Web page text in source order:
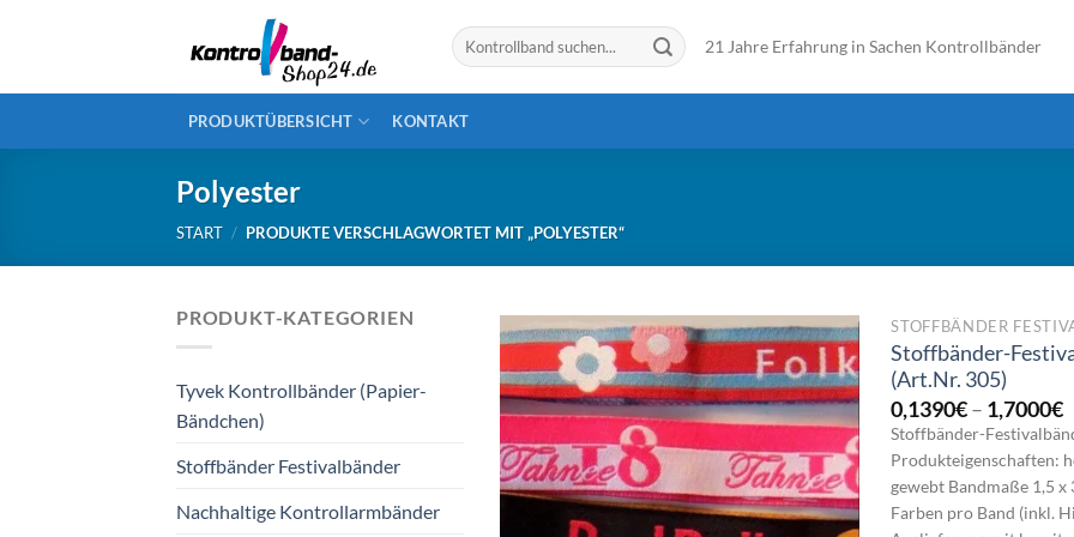
Suchen
nach:
21 Jahre Erfahrung in Sachen Kontrollbänder
PRODUKTÜBERSICHT KONTAKT
Polyester
START / PRODUKTE VERSCHLAGWORTET MIT „POLYESTER“
PRODUKT-KATEGORIEN
Tyvek Kontrollbänder (Papier-
Bändchen)
Stoffbänder Festivalbänder
Nachhaltige Kontrollarmbänder
STOFFBÄNDER
Stoffbänder-
(Art.Nr. 305)
0,1390€– 1,7000€
Stoffbänder-
Produkteigenschaften:
gewebt Bandmaße 1,5
Farben pro Band (inkl.